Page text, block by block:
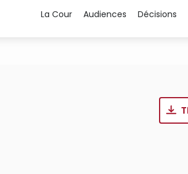
La Cour Audiences Décisions